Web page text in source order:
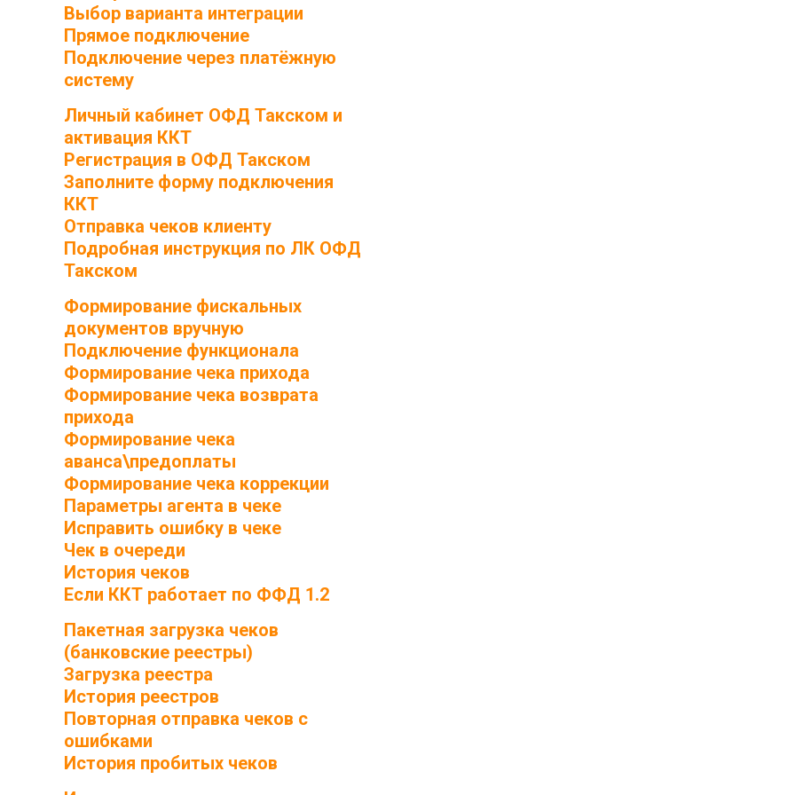
Выбор варианта интеграции
Прямое подключение
Подключение через платёжную
систему
Личный кабинет ОФД Такском и
активация ККТ
Регистрация в ОФД Такском
Заполните форму подключения
ККТ
Отправка чеков клиенту
Подробная инструкция по ЛК ОФД
Такском
Формирование фискальных
документов вручную
Подключение функционала
Формирование чека прихода
Формирование чека возврата
прихода
Формирование чека
аванса\предоплаты
Формирование чека коррекции
Параметры агента в чеке
Исправить ошибку в чеке
Чек в очереди
История чеков
Если ККТ работает по ФФД 1.2
Пакетная загрузка чеков
(банковские реестры)
Загрузка реестра
История реестров
Повторная отправка чеков с
ошибками
История пробитых чеков